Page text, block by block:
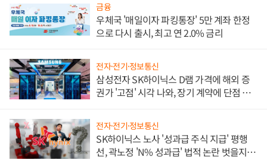
금융
우체국 '매일이자 파킹통장' 5만 계좌 한정
으로 다시 출시, 최고 연 2.0% 금리
전자·전기·정보통신
삼성전자 SK하이닉스 D램 가격에 해외 증
권가 '고점' 시각 나와, 장기 계약에 단점 부
전자·전기·정보통신
SK하이닉스 노사 '성과급 주식 지급' 평행
선, 곽노정 'N% 성과급' 법적 논란 벗을지 주